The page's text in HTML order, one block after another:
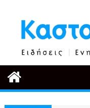
περιεχόμενο